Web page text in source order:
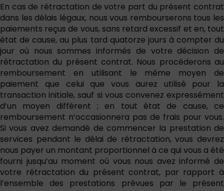
En cas de rétractation de votre part du présent contrat
dans les délais légaux, nous vous rembourserons tous les
paiements reçus de vous, sans retard excessif et en, tout
état de cause, au plus tard quatorze jours à compter du
jour où nous sommes informés de votre décision de
rétractation du présent contrat. Nous procéderons au
remboursement en utilisant le même moyen de
paiement que celui que vous aurez utilisé pour la
transaction initiale, sauf si vous convenez expressément
d’un moyen différent ; en tout état de cause, ce
remboursement n’occasionnera pas de frais pour vous.
Si vous avez demandé de commencer la prestation de
services pendant le délai de rétractation, vous devrez
nous payer un montant proportionnel à ce qui vous a été
fourni jusqu’au moment où vous nous avez informé de
votre rétractation du présent contrat, par rapport à
l’ensemble des prestations prévues par le présent